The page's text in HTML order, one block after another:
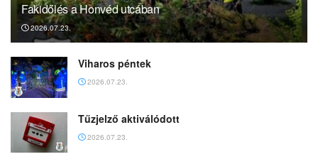
Fakidőlés a Honvéd utcában
2026.07.23.
Viharos péntek
2026.07.23.
Tűzjelző aktiválódott
2026.07.23.